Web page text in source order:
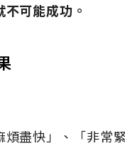
可能成功。
盡快」、「非常